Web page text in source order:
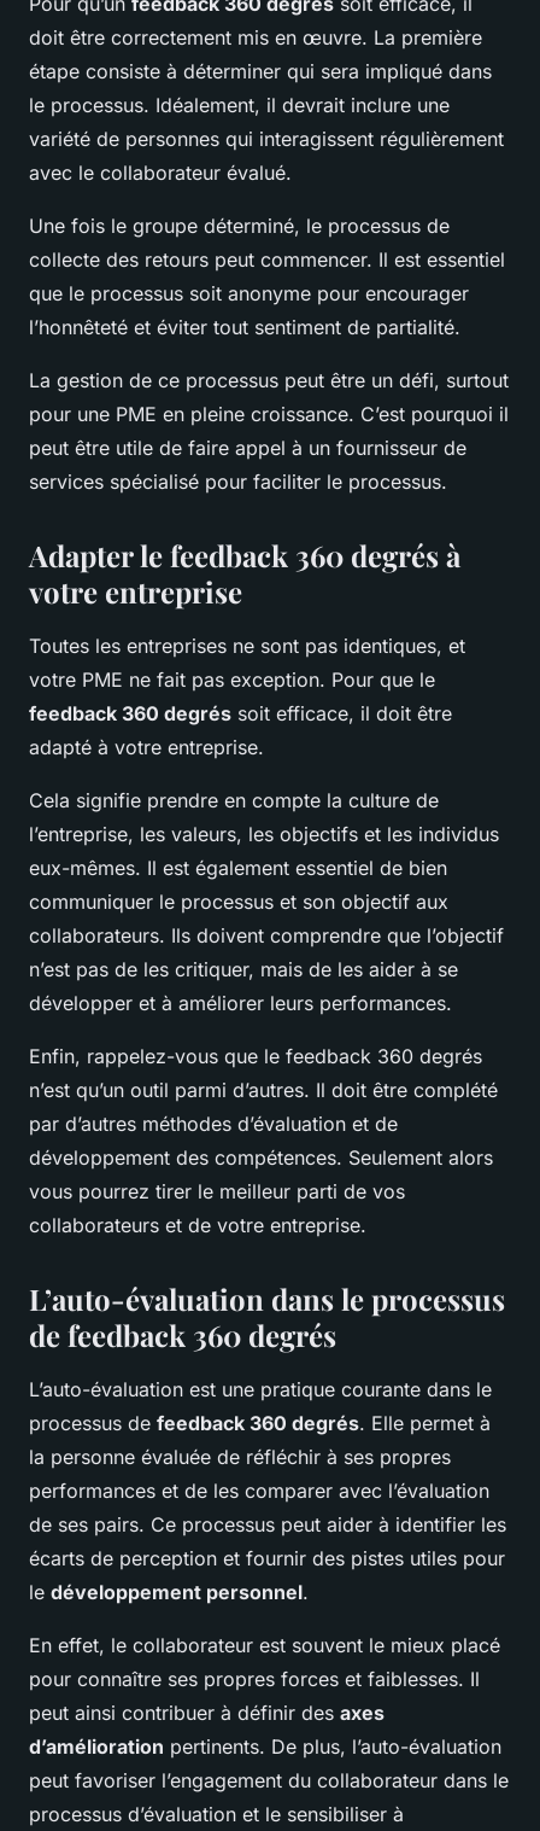
doit être correctement mis en œuvre. La première
étape consiste à déterminer qui sera impliqué dans
le processus. Idéalement, il devrait inclure une
variété de personnes qui interagissent régulièrement
avec le collaborateur évalué.
Une fois le groupe déterminé, le processus de
collecte des retours peut commencer. Il est essentiel
que le processus soit anonyme pour encourager
l’honnêteté et éviter tout sentiment de partialité.
La gestion de ce processus peut être un défi, surtout
pour une PME en pleine croissance. C’est pourquoi il
peut être utile de faire appel à un fournisseur de
services spécialisé pour faciliter le processus.
Adapter le feedback 360 degrés à
votre entreprise
Toutes les entreprises ne sont pas identiques, et
votre PME ne fait pas exception. Pour que le
feedback 360 degrés soit efficace, il doit être
adapté à votre entreprise.
Cela signifie prendre en compte la culture de
l’entreprise, les valeurs, les objectifs et les individus
eux-mêmes. Il est également essentiel de bien
communiquer le processus et son objectif aux
collaborateurs. Ils doivent comprendre que l’objectif
n’est pas de les critiquer, mais de les aider à se
développer et à améliorer leurs performances.
Enfin, rappelez-vous que le feedback 360 degrés
n’est qu’un outil parmi d’autres. Il doit être complété
par d’autres méthodes d’évaluation et de
développement des compétences. Seulement alors
vous pourrez tirer le meilleur parti de vos
collaborateurs et de votre entreprise.
L’auto-évaluation dans le processus
de feedback 360 degrés
L’auto-évaluation est une pratique courante dans le
processus de feedback 360 degrés. Elle permet à
la personne évaluée de réfléchir à ses propres
performances et de les comparer avec l’évaluation
de ses pairs. Ce processus peut aider à identifier les
écarts de perception et fournir des pistes utiles pour
le développement personnel.
En effet, le collaborateur est souvent le mieux placé
pour connaître ses propres forces et faiblesses. Il
peut ainsi contribuer à définir des axes
d’amélioration pertinents. De plus, l’auto-évaluation
peut favoriser l’engagement du collaborateur dans le
processus d’évaluation et le sensibiliser à